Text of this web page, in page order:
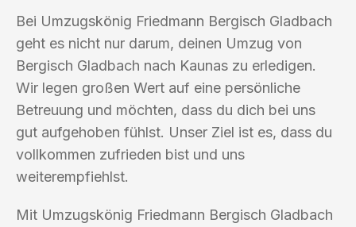
Bei Umzugskönig Friedmann Bergisch Gladbach
geht es nicht nur darum, deinen Umzug von
Bergisch Gladbach nach Kaunas zu erledigen.
Wir legen großen Wert auf eine persönliche
Betreuung und möchten, dass du dich bei uns
gut aufgehoben fühlst. Unser Ziel ist es, dass du
vollkommen zufrieden bist und uns
weiterempfiehlst.
Mit Umzugskönig Friedmann Bergisch Gladbach